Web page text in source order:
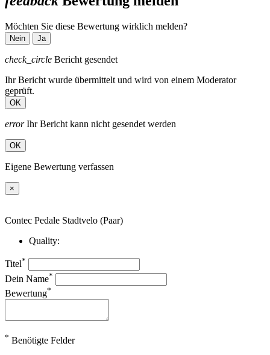
Möchten Sie diese Bewertung wirklich melden?
Nein Ja
check_circle Bericht gesendet
Ihr Bericht wurde übermittelt und wird von einem Moderator
geprüft.
OK
errorIhr Bericht kann nicht gesendet werden
OK
Eigene Bewertung verfassen
×
Contec Pedale Stadtvelo (Paar)
Quality:
Titel*
Dein Name*
Bewertung*
* Benötigte Felder